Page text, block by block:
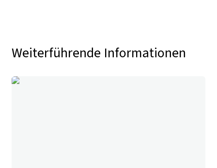
Weiterführende Informationen